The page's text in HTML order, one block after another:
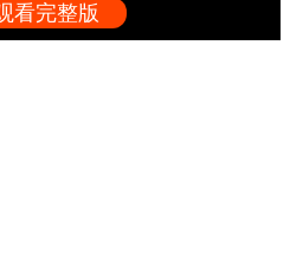
看完整版